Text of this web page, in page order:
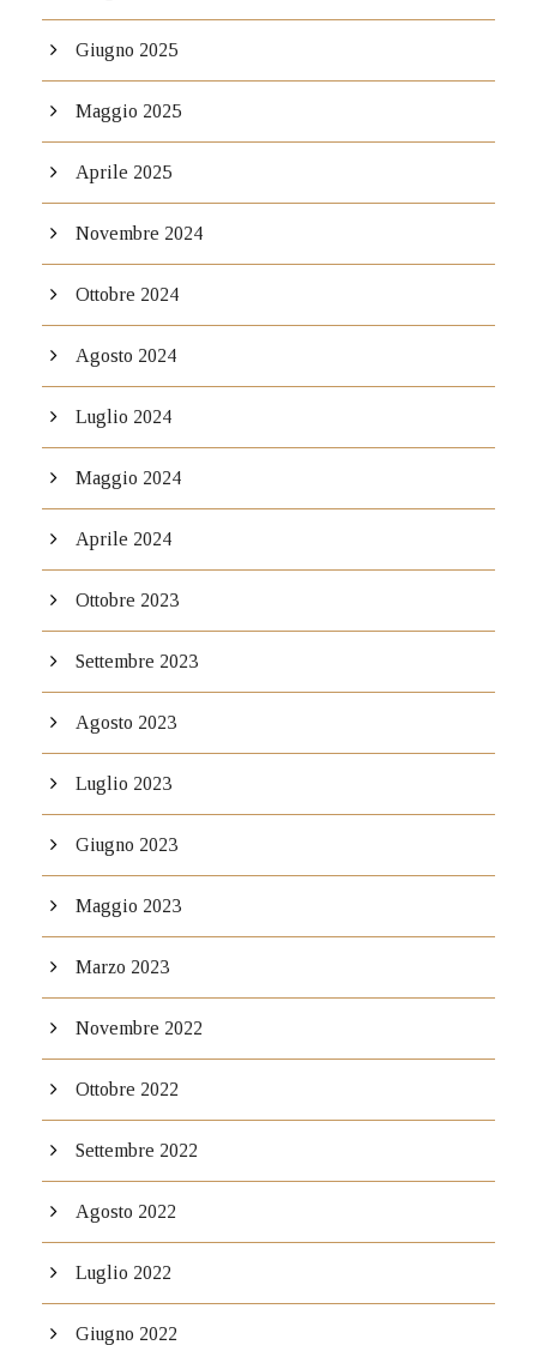
Giugno 2025
Maggio 2025
Aprile 2025
Novembre 2024
Ottobre 2024
Agosto 2024
Luglio 2024
Maggio 2024
Aprile 2024
Ottobre 2023
Settembre 2023
Agosto 2023
Luglio 2023
Giugno 2023
Maggio 2023
Marzo 2023
Novembre 2022
Ottobre 2022
Settembre 2022
Agosto 2022
Luglio 2022
Giugno 2022